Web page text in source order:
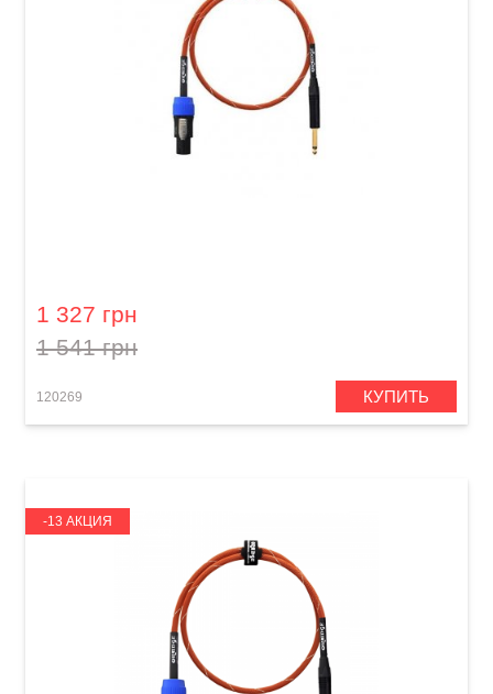
1 327 грн
1 541 грн
120269 КУПИТЬ
-13 АКЦИЯ